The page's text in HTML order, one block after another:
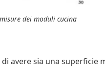
dei moduli cucina
avere sia una superficie